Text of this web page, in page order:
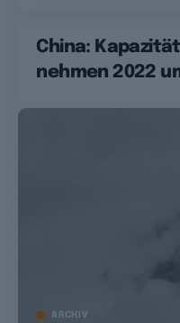
China:
nehmen 2022
ARCHIV